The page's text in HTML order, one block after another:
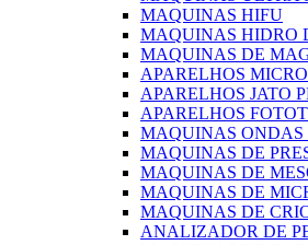
MAQUINAS HIFU
MAQUINAS HIDRO
MAQUINAS DE
APARELHOS
APARELHOS JATO
APARELHOS
MAQUINAS ONDAS
MAQUINAS DE
MAQUINAS DE
MAQUINAS DE
MAQUINAS DE
ANALIZADOR DE